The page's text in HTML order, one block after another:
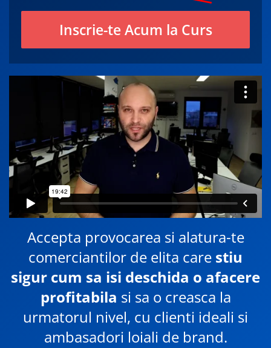
Inscrie-te Acum la Curs
Accepta provocarea si alatura-te
comerciantilor de elita care stiu
sigur cum sa isi deschida o afacere
profitabila si sa o creasca la
urmatorul nivel, cu clienti ideali si
ambasadori loiali de brand.